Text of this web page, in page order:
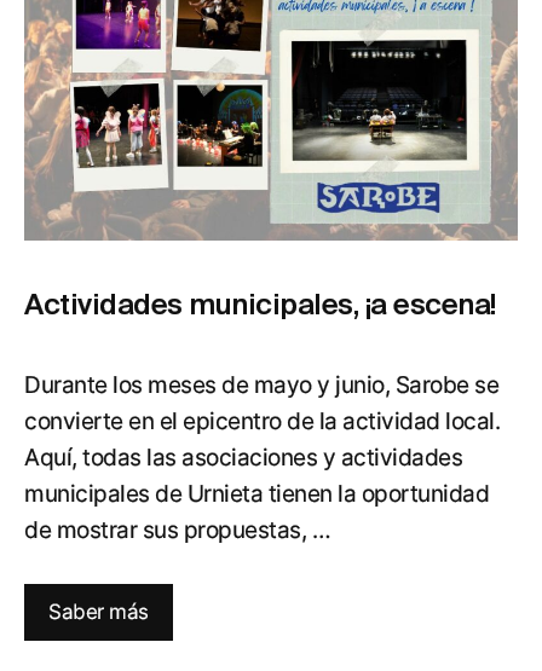
Actividades municipales, ¡a escena!
Durante los meses de mayo y junio, Sarobe se
convierte en el epicentro de la actividad local.
Aquí, todas las asociaciones y actividades
municipales de Urnieta tienen la oportunidad
de mostrar sus propuestas, …
Saber más